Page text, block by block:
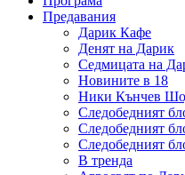
Предавания
Дарик Кафе
Денят на Дарик
Седмицата на
Новините в 18
Ники Кънчев
Следобедният
Следобедният
Следобедният
В тренда